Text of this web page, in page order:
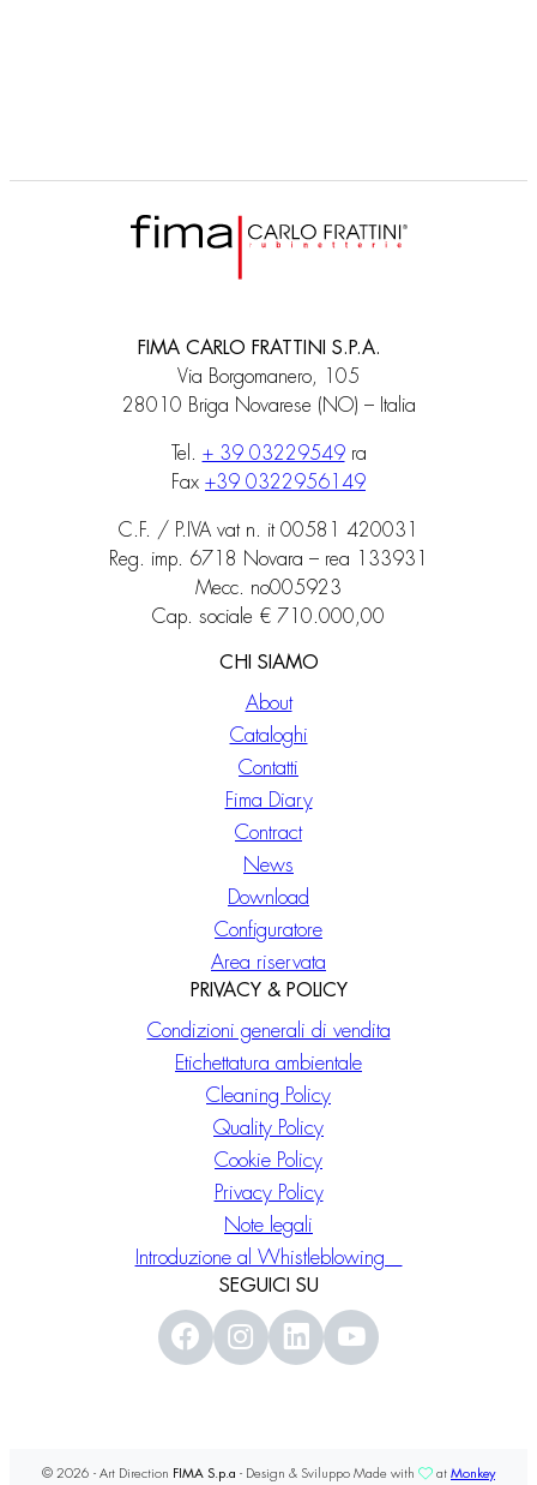
FIMA CARLO FRATTINI S.P.A.
Via Borgomanero, 105
28010 Briga Novarese (NO) – Italia
Tel. + 39 03229549ra
Fax +39 0322956149
C.F. / P.IVA vat n. it 00581 420031
Reg. imp. 6718 Novara – rea 133931
Mecc. no005923
Cap. sociale € 710.000,00
CHI SIAMO
About
Cataloghi
Contatti
Fima Diary
Contract
News
Download
Configuratore
Area riservata
PRIVACY & POLICY
Condizioni generali di vendita
Etichettatura ambientale
Cleaning Policy
Quality Policy
Cookie Policy
Privacy Policy
Note legali
Introduzione al Whistleblowing
SEGUICI SU
© 2026 - Art Direction FIMA S.p.a - Design & Sviluppo Made with at Monkey